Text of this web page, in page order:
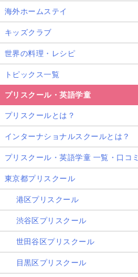
海外ホームステイ
キッズクラブ
世界の料理・レシピ
トピックス一覧
プリスクール・英語学童
プリスクールとは？
インターナショナルスクールとは？
プリスクール・英語学童 一覧・口コミ
東京都プリスクール
港区プリスクール
渋谷区プリスクール
世田谷区プリスクール
目黒区プリスクール